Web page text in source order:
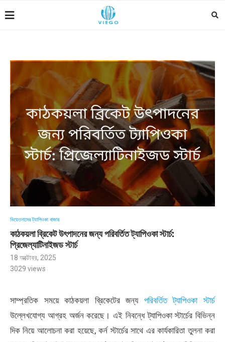
ভিয়েতনামের ট্যাপিওকা বাজার
কাঠকয়লা ব্রিকেট উৎপাদনের জন্য পরিবর্তিত ট্যাপিওকা স্টার্চ:
প্রিজেল্যাটিনাইজড স্টার্চ
18 অক্টোবর, 2025
3029 views
সাম্প্রতিক সময়ে কাঠকয়লা ব্রিকেটের জন্য পরিবর্তিত ট্যাপিওকা স্টার্চ
উল্লেখযোগ্য আগ্রহ অর্জন করেছে। এই নিবন্ধে ট্যাপিওকা স্টার্চের বিভিন্ন
দিক নিয়ে আলোচনা করা হয়েছে, কর্ন স্টার্চের সাথে এর কার্যকারিতা তুলনা করা